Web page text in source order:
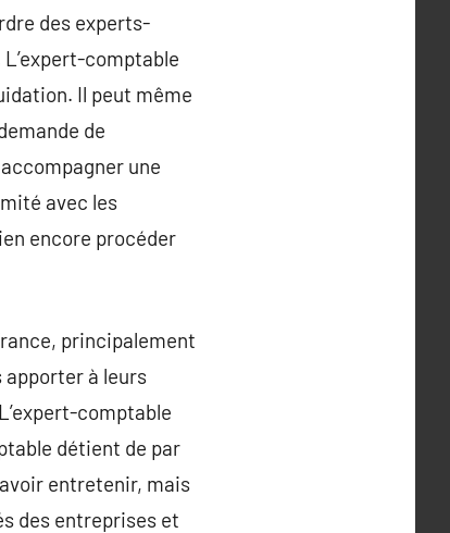
des experts-
comptable
Il peut même
de
une
avec les
encore procéder
principalement
à leurs
comptable
détient de par
entretenir, mais
des entreprises et